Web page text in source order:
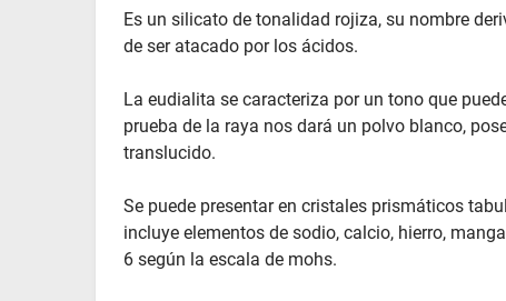
Es un silicato de tonalidad rojiza, su nombre
de ser atacado por los ácidos.
La eudialita se caracteriza por un tono que
prueba de la raya nos dará un polvo blanco,
translucido.
Se puede presentar en cristales prismáticos
incluye elementos de sodio, calcio, hierro,
6 según la escala de mohs.